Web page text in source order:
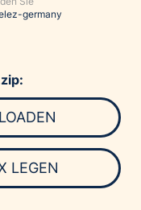
germany
LEGEN